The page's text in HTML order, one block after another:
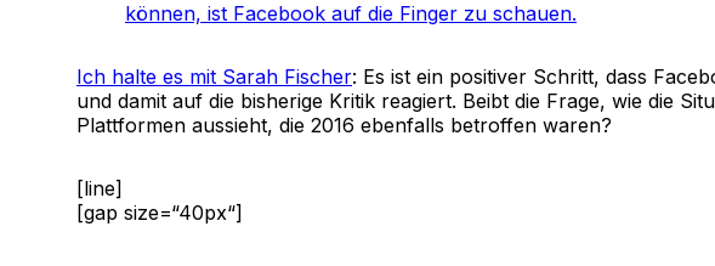
können, ist Facebook auf die Finger zu schauen.
Ich halte es mit Sarah Fischer: Es ist ein positiver Schritt, dass
und damit auf die bisherige Kritik reagiert. Beibt die Frage, wie die
Plattformen aussieht, die 2016 ebenfalls betroffen waren?
[line]
[gap size=“40px“]